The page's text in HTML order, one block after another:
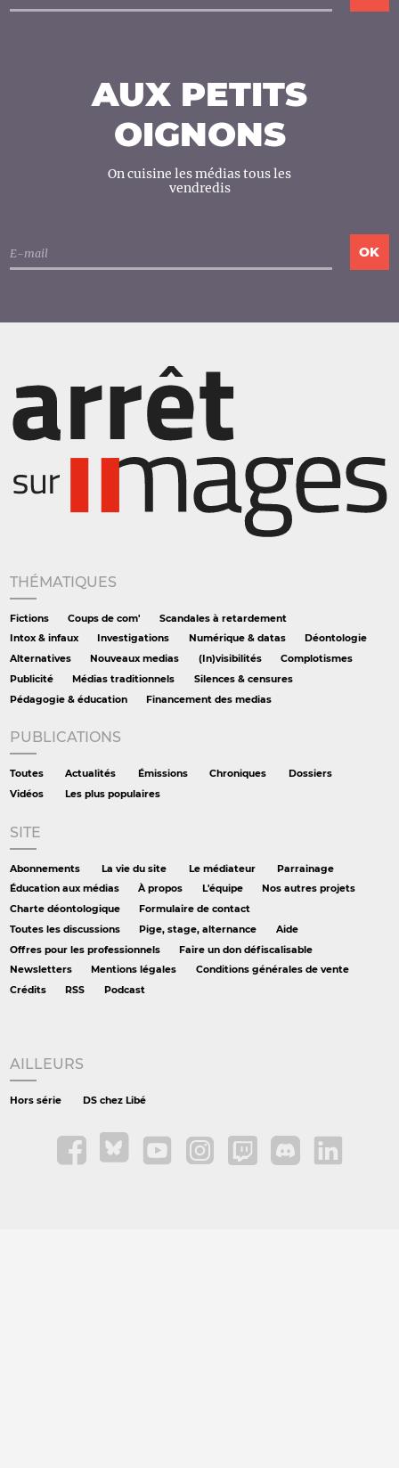
AUX PETITS
OIGNONS
On cuisine les médias tous les
vendredis
THÉMATIQUES
Fictions Coups de com'
Scandales à retardement
Intox & infaux
Investigations Numérique & datas
Déontologie
Alternatives
Nouveaux medias (In)visibilités
Complotismes
Publicité
Médias traditionnels
Silences & censures
Pédagogie & éducation
Financement des medias
PUBLICATIONS
Toutes Actualités Émissions Chroniques
Dossiers
Vidéos
Les plus populaires
SITE
Abonnements La vie du site Le médiateur
Parrainage
Éducation aux médias
À propos L'équipe
Nos autres projets
Charte déontologique
Formulaire de contact
Toutes les discussions
Pige, stage, alternance
Aide
Offres pour les professionnels
Faire un don défiscalisable
Newsletters
Mentions légales
Conditions générales de vente
Crédits
RSS Podcast
AILLEURS
Hors série DS chez Libé